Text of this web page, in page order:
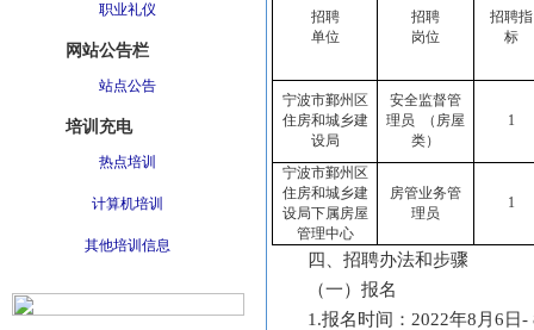
职业礼仪
网站公告栏
站点公告
培训充电
热点培训
计算机培训
其他培训信息
招聘
单位
招聘
岗位
招聘指
标
宁波市鄞州区
住房和城乡建
设局
安全监督管
理员 （房屋
类）
1
宁波市鄞州区
住房和城乡建
设局下属房屋
管理中心
房管业务管
理员
1
四、招聘办法和步骤
（一）报名
1.报名时间：2022年8月6日-